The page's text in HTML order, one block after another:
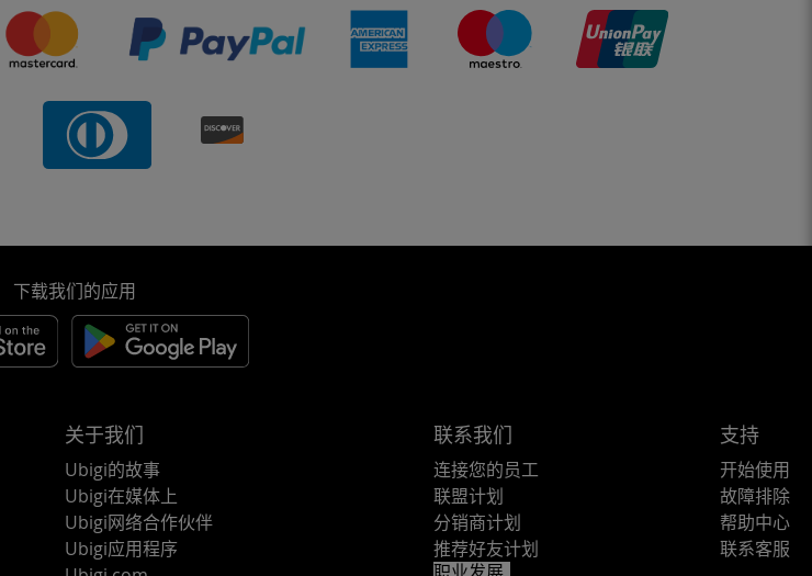
下载我们的应用
关于我们
Ubigi的故事
Ubigi在媒体上
Ubigi网络合作伙伴
Ubigi应用程序
联系我们
连接您的员工
联盟计划
分销商计划
推荐好友计划
支持
开始使用
故障排除
帮助中心
联系客服